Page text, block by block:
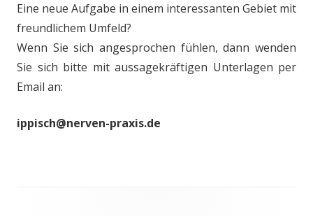
Eine neue Aufgabe in einem interessanten Gebiet mit
freundlichem Umfeld?
Wenn Sie sich angesprochen fühlen, dann wenden
Sie sich bitte mit aussagekräftigen Unterlagen per
Email an:
ippisch@nerven-praxis.de